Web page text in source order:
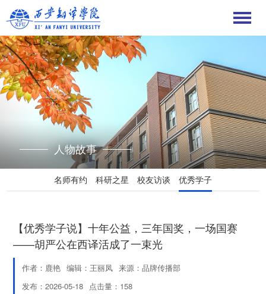
人物故事
名师有约 科研之星 校友访谈 优秀学子
【优秀学子说】十年公益，三年国奖，一场国赛
——胡严公在西译活成了一束光
作者：鹿艳 编辑：王丽凤 来源：品牌传播部
发布：2026-05-18 点击量： 158